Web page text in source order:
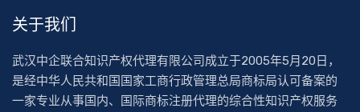
关于我们
武汉中企联合知识产权代理有限公司成立于2005年5月20日，
是经中华人民共和国国家工商行政管理总局商标局认可备案的
一家专业从事国内、国际商标注册代理的综合性知识产权服务